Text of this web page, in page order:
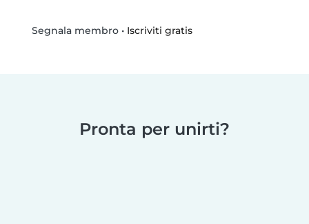
Segnala membro• Iscriviti gratis
Pronta per unirti?